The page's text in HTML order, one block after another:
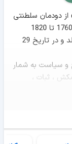
از دودمان سلطنتی
‌هانوور ، پادشاه متحد بریتانیا و ایرلند از سال 1760 تا 1820
میلادی بود. وی در تاریخ 4 ژوئن 1738 م. متولد و در تاریخ 29
و سیاست به شمار
، ثبات ،
بسیاری از
از دست دادن